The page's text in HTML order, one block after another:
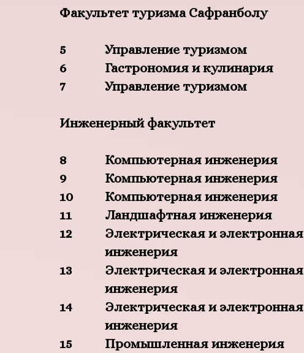
Факультет туризма Сафранболу
5 Управление туризмом
6
Гастрономия и кулинария
7
Управление туризмом
Инженерный факультет
8 Компьютерная инженерия
9
Компьютерная инженерия
10
Компьютерная инженерия
11
Ландшафтная инженерия
12
Электрическая и электронная
инженерия
13
Электрическая и электронная
инженерия
14
Электрическая и электронная
инженерия
15 Промышленная инженерия